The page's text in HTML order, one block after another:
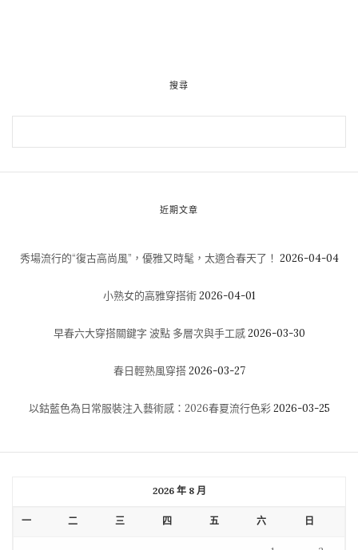
搜尋
近期文章
秀場流行的“復古高尚風”，優雅又時髦，太適合春天了！ 2026-04-04
小熟女的高雅穿搭術 2026-04-01
早春六大穿搭關鍵字 波點 多層次與手工感 2026-03-30
春日輕熟風穿搭 2026-03-27
以鈷藍色為日常服裝注入藝術感：2026春夏流行色彩 2026-03-25
2026 年 8 月
一 二 三 四 五 六 日